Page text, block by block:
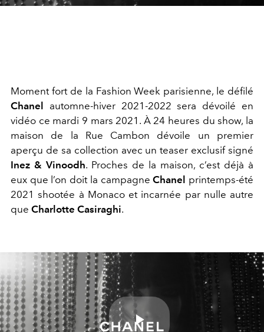
Moment fort de la Fashion Week parisienne, le défilé
Chanel
automne-hiver 2021-2022 sera dévoilé en
vidéo ce mardi 9 mars 2021. À 24 heures du show, la
maison de la Rue Cambon dévoile un premier
aperçu de sa collection avec un teaser exclusif signé
Inez & Vinoodh. Proches de la maison, c’est déjà à
eux que l’on doit la campagneChanel printemps-été
2021 shootée à Monaco et incarnée par nulle autre
que Charlotte Casiraghi.